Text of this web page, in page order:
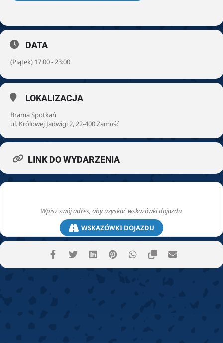
DATA
(Piątek) 17:00 - 23:00
LOKALIZACJA
Brama Spotkań
ul. Królowej Jadwigi 2, 22-400 Zamość
LINK DO WYDARZENIA
WSKAZÓWKI DOJAZDU